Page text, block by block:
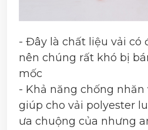
- Đây là chất liệu vải có
nên chúng rất khó bị
mốc
- Khả năng chống
giúp cho vải polyester
ưa chuộng của nhưng